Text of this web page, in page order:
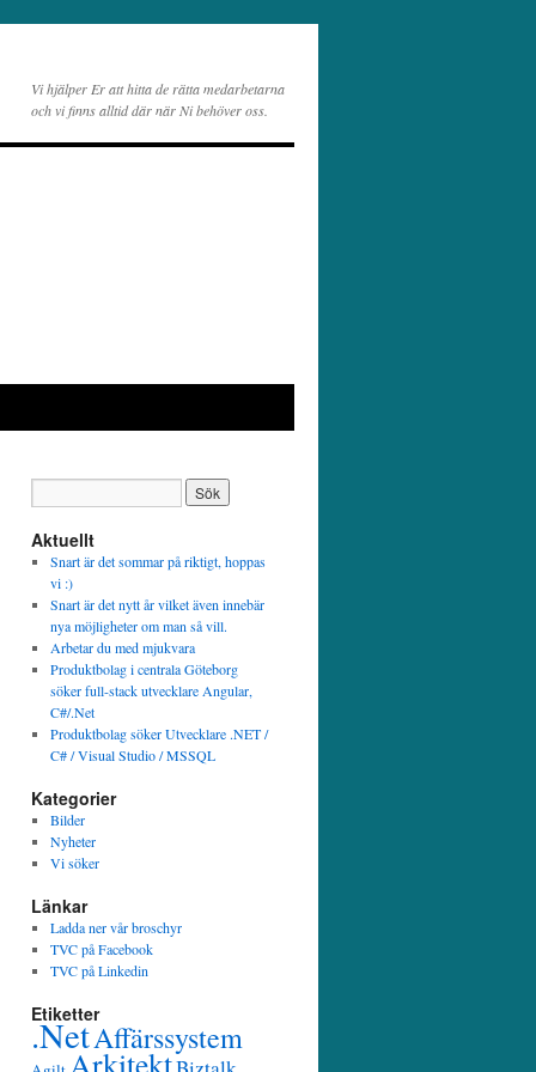
Vi hjälper Er att hitta de rätta medarbetarna
och vi finns alltid där när Ni behöver oss.
Aktuellt
Snart är det sommar på riktigt, hoppas
vi :)
Snart är det nytt år vilket även innebär
nya möjligheter om man så vill.
Arbetar du med mjukvara
Produktbolag i centrala Göteborg
söker full-stack utvecklare Angular,
C#/.Net
Produktbolag söker Utvecklare .NET /
C# / Visual Studio / MSSQL
Kategorier
Bilder
Nyheter
Vi söker
Länkar
Ladda ner vår broschyr
TVC på Facebook
TVC på Linkedin
Etiketter
.NetAffärssystem
Arkitekt